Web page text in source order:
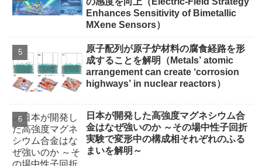
Enhances Sensitivity of Bimetallic
MXene Sensors）
原子配列が原子炉材料の腐食経路を形
成することを解明（Metals’ atomic
arrangement can create ‘corrosion
highways’ in nuclear reactors）
日本が開発した高強度マグネシウム合
金はなぜ強いのか ～その場中性子回折
実験で変形中の構成相それぞれのふる
まいを解明～